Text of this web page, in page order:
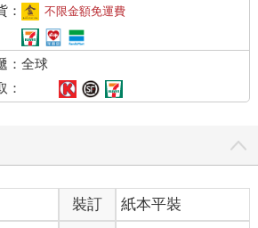
：
不限金額免運費
：全球
：
裝訂
紙本平裝